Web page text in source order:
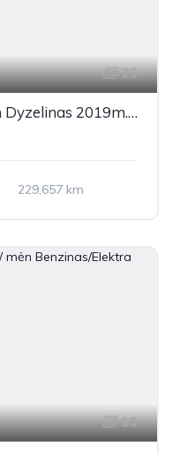
23
Kia Cee'd nuo 131 €/ mėn Dyzelinas 2019m. Universalas Mechaninė
229,657 km
16